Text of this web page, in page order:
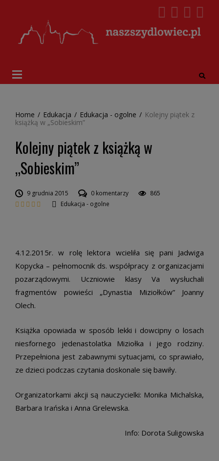
Home / Edukacja / Edukacja - ogolne / Kolejny piątek z
książką w „Sobieskim”
Kolejny piątek z książką w
„Sobieskim”
9 grudnia 2015 0 komentarzy
865
Edukacja - ogolne
4.12.2015r. w rolę lektora wcieliła się pani Jadwiga
Kopycka – pełnomocnik ds. współpracy z organizacjami
pozarządowymi. Uczniowie klasy Va wysłuchali
fragmentów powieści „Dynastia Miziołków” Joanny
Olech.
Książka opowiada w sposób lekki i dowcipny o losach
niesfornego jedenastolatka Miziołka i jego rodziny.
Przepełniona jest zabawnymi sytuacjami, co sprawiało,
ze dzieci podczas czytania doskonale się bawiły.
Organizatorkami akcji są nauczycielki: Monika Michalska,
Barbara Irańska i Anna Grelewska.
Info: Dorota Suligowska